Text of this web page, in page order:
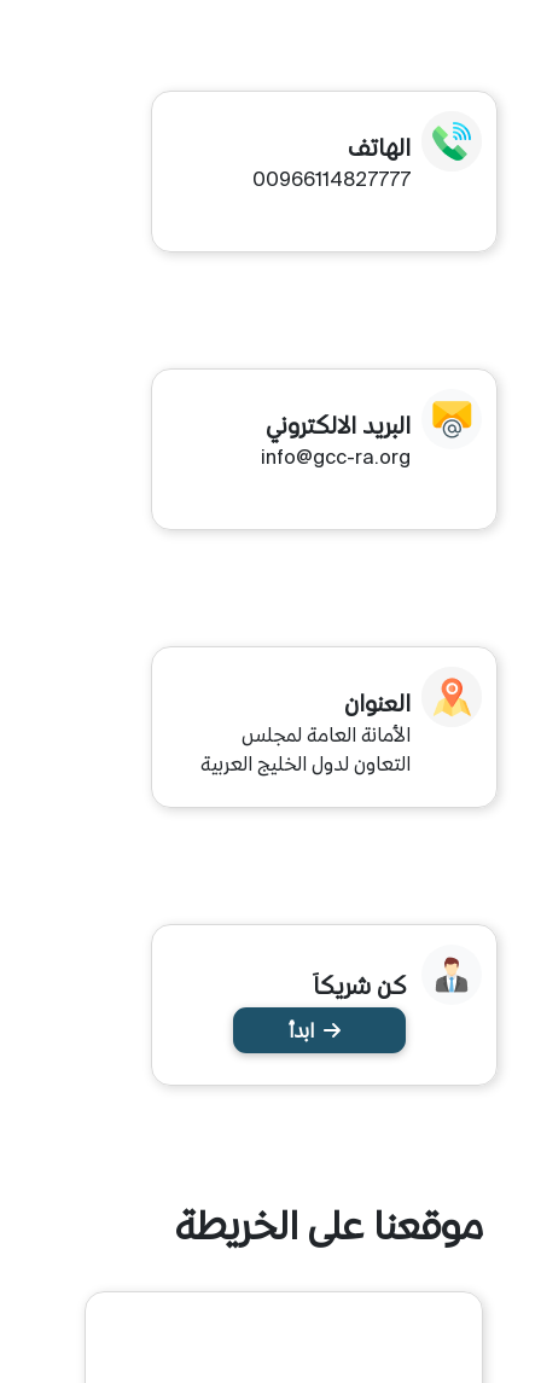
الهاتف
00966114827777
البريد الالكتروني
info@gcc-ra.org
العنوان
الأمانة العامة لمجلس
التعاون لدول الخليج العربية
كن شريكاَ
ابدأ
موقعنا على الخريطة